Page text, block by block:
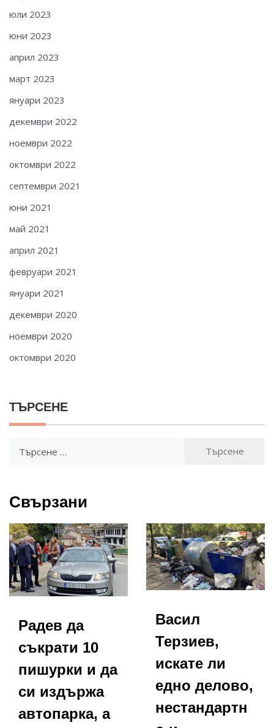
юли 2023
юни 2023
април 2023
март 2023
януари 2023
декември 2022
ноември 2022
октомври 2022
септември 2021
юни 2021
май 2021
април 2021
февруари 2021
януари 2021
декември 2020
ноември 2020
октомври 2020
ТЪРСЕНЕ
Свързани
Радев да
съкрати 10
пишурки и да
си издържа
автопарка, а
Васил
Терзиев,
искате ли
едно делово,
нестандартн